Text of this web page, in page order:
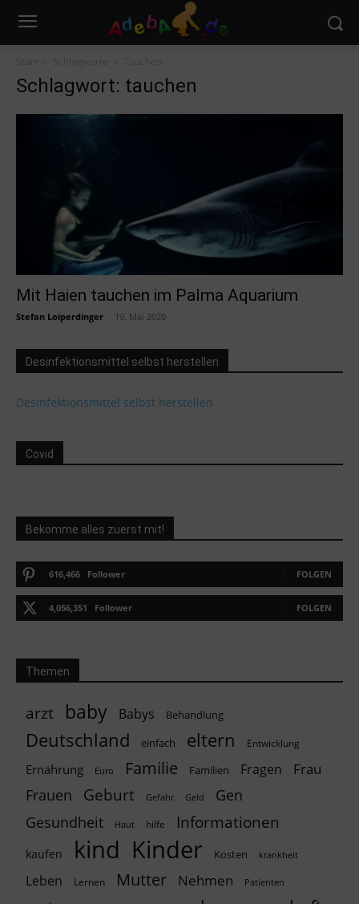
Schlagwort: tauchen
Mit Haien tauchen im Palma Aquarium
Stefan Loiperdinger 19. Mai 2020
Desinfektionsmittel selbst herstellen
Desinfektionsmittel selbst herstellen
Covid
Bekomme alles zuerst mit!
616,466 Follower FOLGEN
4,056,351 Follower FOLGEN
Themen
arzt baby Babys Behandlung
Deutschland einfach eltern Entwicklung
Ernährung Euro Familie Familien Fragen Frau
Frauen Geburt Gefahr Geld
Gen
Gesundheit
Haut hilfe Informationen
kaufen kind Kinder Kosten krankheit
Leben Lernen Mutter Nehmen Patienten